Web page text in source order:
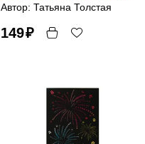
Автор: Татьяна Толстая
149₽